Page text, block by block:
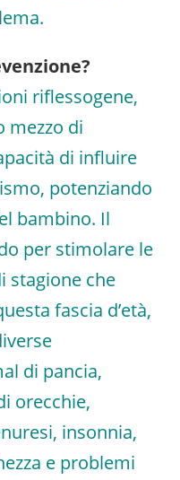
riflessogene,
mezzo di
di influire
potenziando
bambino. Il
per stimolare le
stagione che
fascia d’età,
di pancia,
orecchie,
insonnia,
e problemi